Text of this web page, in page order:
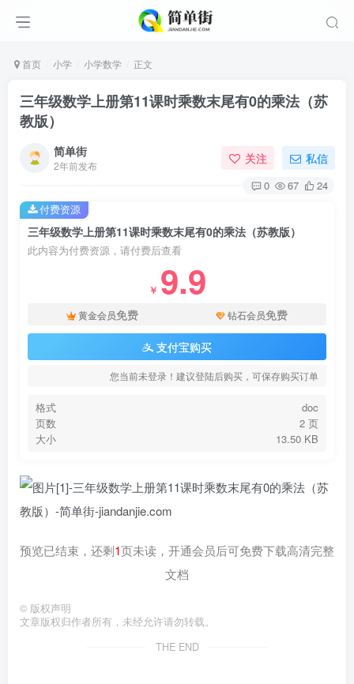
首页 小学 小学数学 正文
三年级数学上册第11课时乘数末尾有0的乘法（苏
教版）
简单街
2年前发布 关注 私信
0 67 24
三年级数学上册第11课时乘数末尾有0的乘法（苏教版）
此内容为付费资源，请付费后查看
￥ 9.9
黄金会员免费 钻石会员免费
支付宝购买
您当前未登录！建议登陆后购买，可保存购买订单
格式
doc
页数
2 页
大小
13.50 KB
付费资源
预览已结束，还剩1页未读，开通会员后可免费下载高清完整
文档
© 版权声明
文章版权归作者所有，未经允许请勿转载。
THE END